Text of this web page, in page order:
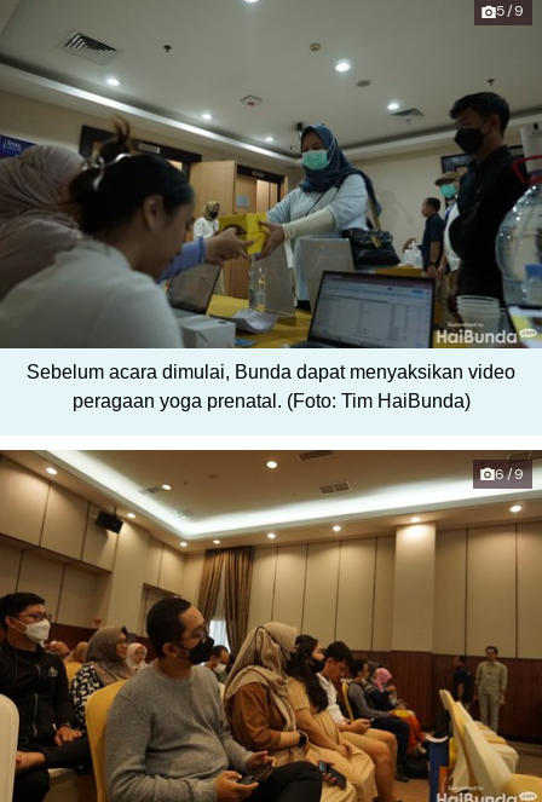
5/9
Sebelum acara dimulai, Bunda dapat menyaksikan video
peragaan yoga prenatal. (Foto: Tim HaiBunda)
6/9